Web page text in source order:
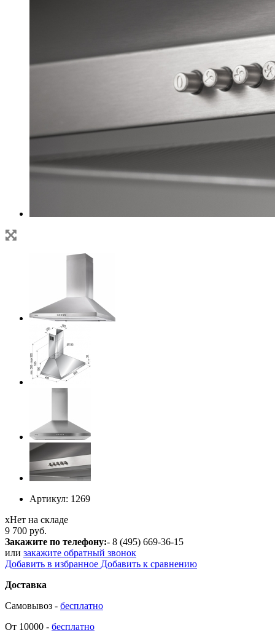
Артикул: 1269
хНет на складе
9 700 руб.
Закажите по телефону:- 8 (495) 669-36-15
или закажите обратный звонок
Добавить в избранное Добавить к сравнению
Доставка
Самовывоз - бесплатно
От 10000 - бесплатно